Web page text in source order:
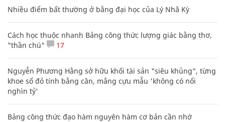
Nhiều điểm bất thường ở bằng đại học của Lý Nhã Kỳ
Cách học thuộc nhanh Bảng công thức lượng giác bằng thơ,
"thần chú"
17
Nguyễn Phương Hằng sở hữu khối tài sản "siêu khủng", từng
khoe sổ đỏ tính bằng cân, mắng cựu mẫu 'không có nổi
nghìn tỷ'
Bảng công thức đạo hàm nguyên hàm cơ bản cần nhớ